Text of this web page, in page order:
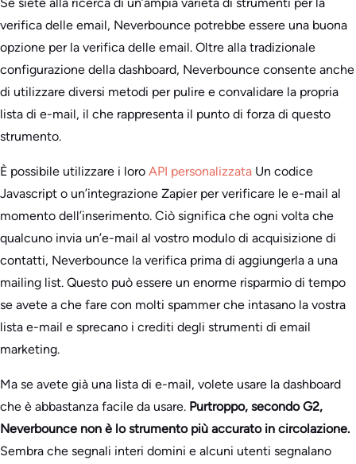
verifica delle email, Neverbounce potrebbe essere una buona
opzione per la verifica delle email. Oltre alla tradizionale
configurazione della dashboard, Neverbounce consente anche
di utilizzare diversi metodi per pulire e convalidare la propria
lista di e-mail, il che rappresenta il punto di forza di questo
strumento.
È possibile utilizzare i loro API personalizzata Un codice
Javascript o un’integrazione Zapier per verificare le e-mail al
momento dell’inserimento. Ciò significa che ogni volta che
qualcuno invia un’e-mail al vostro modulo di acquisizione di
contatti, Neverbounce la verifica prima di aggiungerla a una
mailing list. Questo può essere un enorme risparmio di tempo
se avete a che fare con molti spammer che intasano la vostra
lista e-mail e sprecano i crediti degli strumenti di email
marketing.
Ma se avete già una lista di e-mail, volete usare la dashboard
che è abbastanza facile da usare. Purtroppo, secondo G2,
Neverbounce non è lo strumento più accurato in circolazione.
Sembra che segnali interi domini e alcuni utenti segnalano